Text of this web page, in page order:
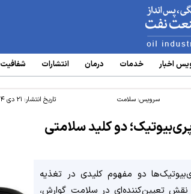
اخبار خدمات درمان انتشارات شفافیت
سرویس:سلامت تاریخ انتشار: ۲۱ دی ۱۴۰۴ - ۱۱:۰۹
دو کلید سلامتی
دو مفهوم کلیدی در تغذیه
تعیین‌کننده‌ای در سلامت گوارش،